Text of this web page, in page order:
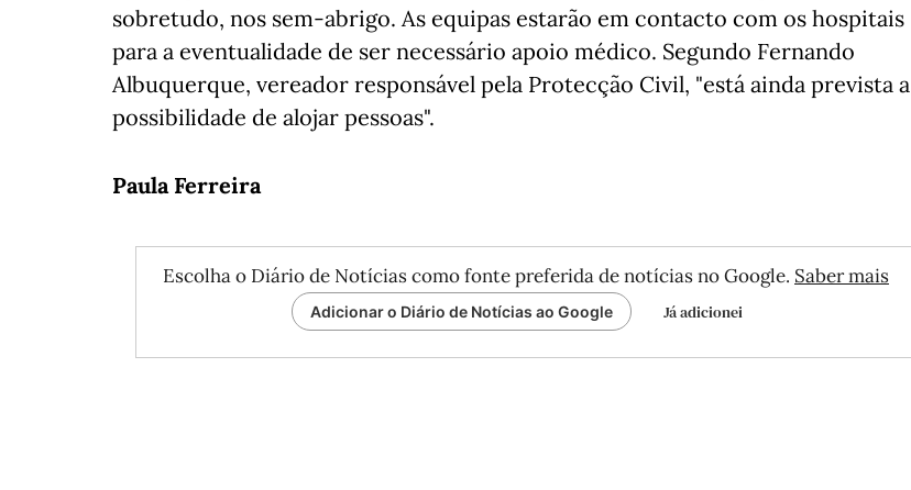
sobretudo, nos sem-abrigo. As equipas estarão em contacto com os hospitais
para a eventualidade de ser necessário apoio médico. Segundo Fernando
Albuquerque, vereador responsável pela Protecção Civil, "está ainda prevista a
possibilidade de alojar pessoas".
Paula Ferreira
Escolha o Diário de Notícias como fonte preferida de notícias no Google. Saber mais
Adicionar o Diário de Notícias ao Google Já adicionei